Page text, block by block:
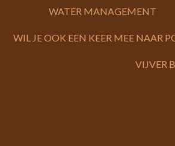
WATER MANAGEMENT
WIL JE OOK EEN KEER MEE NAAR
VIJVER